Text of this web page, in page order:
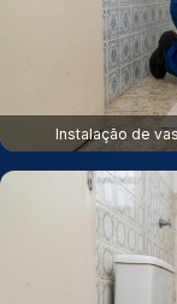
Instalação de